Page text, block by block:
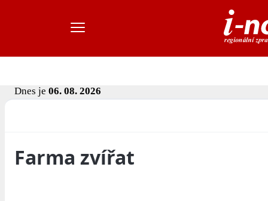
Dnes je 06. 08. 2026
Farma zvířat